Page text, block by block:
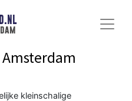
kleinschalige